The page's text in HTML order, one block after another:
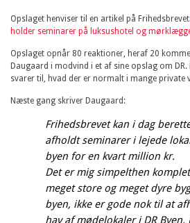
Opslaget henviser til en artikel på
holder seminarer på luksushotel og
Opslaget opnår 80 reaktioner, heraf 20
Daugaard i modvind i et af sine opslag om DR.
svarer til, hvad der er normalt i mange private
Næste gang skriver Daugaard:
Frihedsbrevet kan i dag
afholdt seminarer i lejede
byen for en kvart million kr.
Det er mig simpelthen
meget store og meget dyre
byen, ikke er gode nok til at
hav af mødelokaler i DR